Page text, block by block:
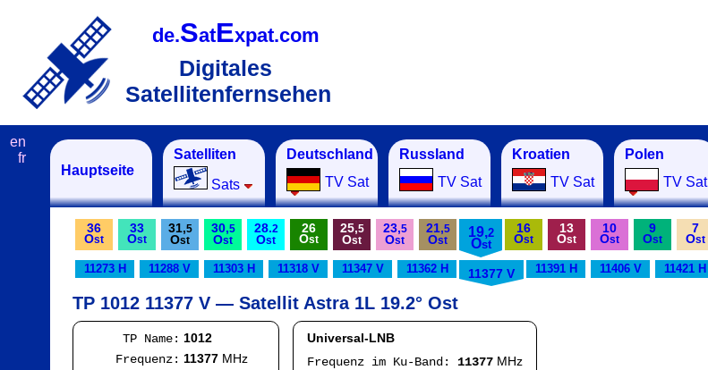
de.SatExpat.com
Digitales
Satellitenfernsehen
Hauptseite
Satelliten
Sats
Deutschland
TV Sat
Russland
TV Sat
Kroatien
TV Sat
Polen
TV Sat
en
fr
36
Ost
33
Ost
31,5
Ost
30,5
Ost
28.2
Ost
26
Ost
25,5
Ost
23,5
Ost
21,5
Ost
19,2
Ost
16
Ost
13
Ost
10
Ost
9
Ost
7
Ost
11273 H 11288 V 11303 H 11318 V 11347 V 11362 H 11377 V 11391 H 11406 V 11421 H
TP 1012 11377 V — Satellit Astra 1L 19.2° Ost
TP Name: 1012
Frequenz: 11377 MHz
Universal-LNB
Frequenz im Ku-Band: 11377 MHz